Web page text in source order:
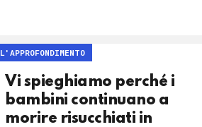
L'APPROFONDIMENTO
Vi spieghiamo perché i
bambini continuano a
morire risucchiati in